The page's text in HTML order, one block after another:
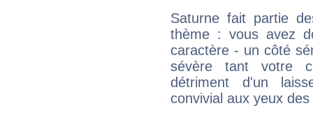
Saturne fait partie
thème : vous avez
caractère - un côté
sévère tant votre
détriment d'un
convivial aux yeux